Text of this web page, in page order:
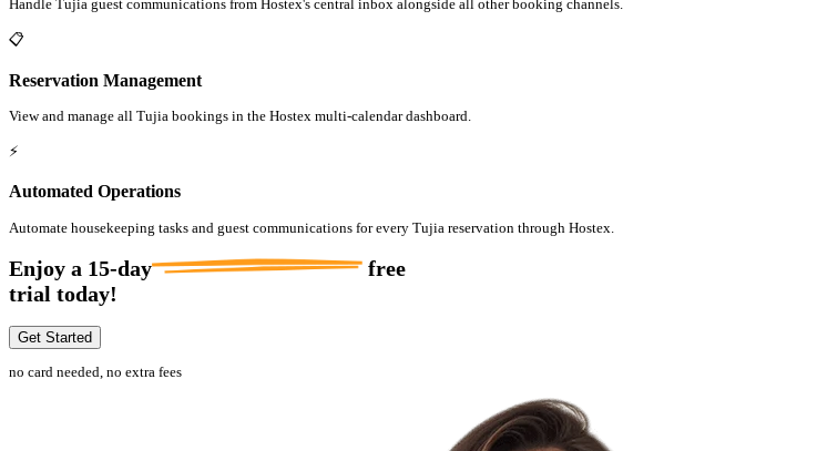
Handle Tujia guest communications from Hostex's central inbox alongside all other booking channels.
📋
Reservation Management
View and manage all Tujia bookings in the Hostex multi-calendar dashboard.
⚡
Automated Operations
Automate housekeeping tasks and guest communications for every Tujia reservation through Hostex.
Enjoy a 15-day
free
trial today!
Get Started
no card needed, no extra fees